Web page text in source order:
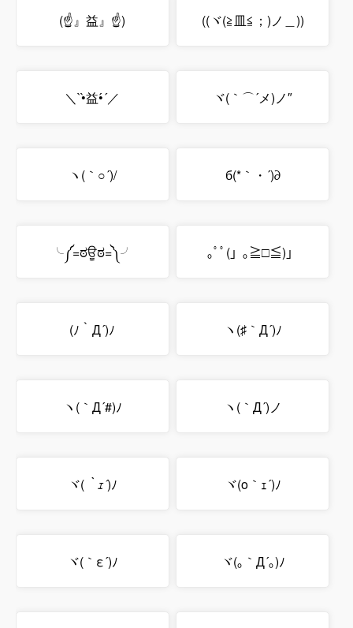
(☝』益』☝) ((ヾ(≧皿≦；)ノ＿))
＼`•̀益•́´／ ヾ(｀⌒´メ)ノ″
ヽ(｀○´)/ б(*｀・´)∂
╰༼=ಠਊಠ=༽╯ ｡ﾟﾟ(」｡≧□≦)」
(ﾉ｀Д´)ﾉ ヽ(♯｀Д´)ﾉ
ヽ(｀Д´#)ﾉ ヽ(｀Д´)ノ
ヾ(｀ｪ´)ﾉ ヾ(o｀ｪ´)ﾉ
ヾ(｀ε´)ﾉ ヾ(｡｀Д´｡)ﾉ